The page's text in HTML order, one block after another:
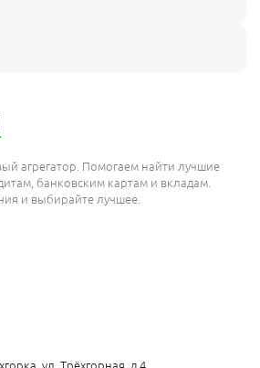
агрегатор. Помогаем найти лучшие
банковским картам и вкладам.
и выбирайте лучшее.
ул. Трёхгорная, д.4